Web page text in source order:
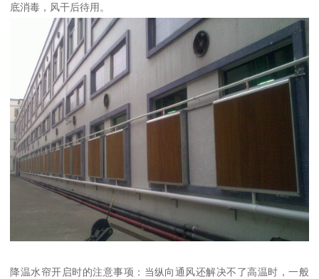
底消毒，风干后待用。
降温水帘开启时的注意事项：当纵向通风还解决不了高温时，一般